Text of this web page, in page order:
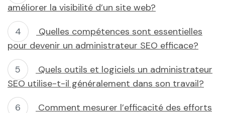
améliorer la visibilité d’un site web?
Quelles compétences sont essentielles
pour devenir un administrateur SEO efficace?
Quels outils et logiciels un administrateur
SEO utilise-t-il généralement dans son travail?
Comment mesurer l’efficacité des efforts